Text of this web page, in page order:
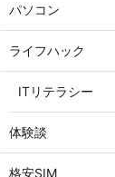
パソコン
ライフハック
ITリテラシー
体験談
格安SIM